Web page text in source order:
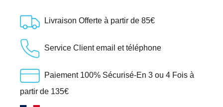
Livraison Offerte à partir de 85€
Service Client email et téléphone
Paiement 100% Sécurisé-En 3 ou 4 Fois à
partir de 135€